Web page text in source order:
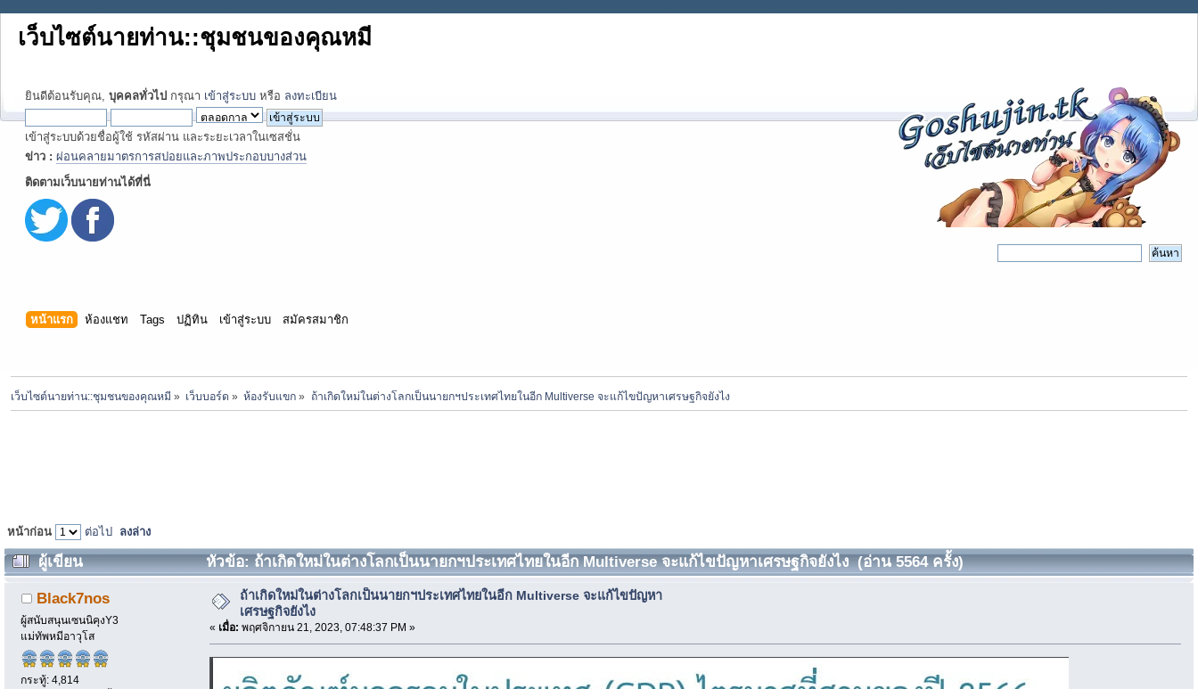
เว็บไซต์นายท่าน::ชุมชนของคุณหมี
ยินดีต้อนรับคุณ, บุคคลทั่วไป กรุณา เข้าสู่ระบบ หรือ ลงทะเบียน
เข้าสู่ระบบด้วยชื่อผู้ใช้ รหัสผ่าน และระยะเวลาในเซสชั่น
ข่าว : ผ่อนคลายมาตรการสปอยและภาพประกอบบางส่วน
ติดตามเว็บนายท่านได้ที่นี่
หน้าแรก ห้องแชท Tags ปฏิทิน เข้าสู่ระบบ สมัครสมาชิก
เว็บไซต์นายท่าน::ชุมชนของคุณหมี » เว็บบอร์ด » ห้องรับแขก » ถ้าเกิดใหม่ในต่างโลกเป็นนายกฯประเทศไทยในอีก Multiverse จะแก้ไขปัญหาเศรษฐกิจยังไง
หน้าก่อน ต่อไป ลงล่าง
ผู้เขียน หัวข้อ: ถ้าเกิดใหม่ในต่างโลกเป็นนายกฯประเทศไทยในอีก Multiverse จะแก้ไขปัญหาเศรษฐกิจยังไง (อ่าน 5564 ครั้ง)
Black7nos
ผู้สนับสนุนเซนนิคุงY3
แม่ทัพหมีอาวุโส
กระทู้: 4,814
ถ้าเกิดใหม่ในต่างโลกเป็นนายกฯประเทศไทยในอีก Multiverse จะแก้ไขปัญหา
เศรษฐกิจยังไง
« เมื่อ: พฤศจิกายน 21, 2023, 07:48:37 PM »